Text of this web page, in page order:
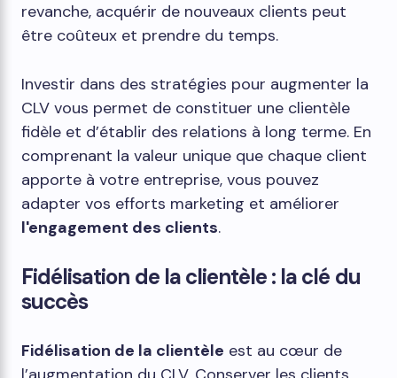
revanche, acquérir de nouveaux clients peut
être coûteux et prendre du temps.
Investir dans des stratégies pour augmenter la
CLV vous permet de constituer une clientèle
fidèle et d’établir des relations à long terme. En
comprenant la valeur unique que chaque client
apporte à votre entreprise, vous pouvez
adapter vos efforts marketing et améliorer
l'engagement des clients.
Fidélisation de la clientèle : la clé du
succès
Fidélisation de la clientèle est au cœur de